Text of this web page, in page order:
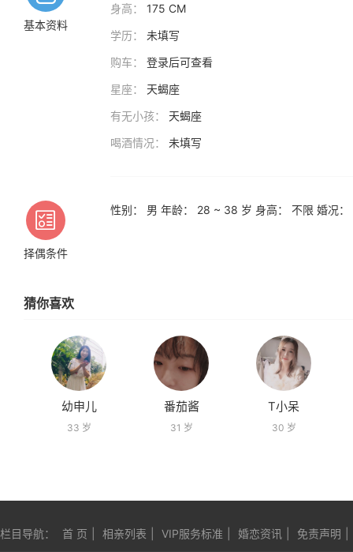
基本资料
身高：
175 CM
学历：
未填写
购车：
登录后可查看
星座：
天蝎座
有无小孩：
天蝎座
喝酒情况：
未填写
择偶条件
性别： 男 年龄： 28 ~ 38 岁 身高： 不限 婚况
猜你喜欢
幼申儿
33 岁
番茄酱
31 岁
T小呆
30 岁
栏目导航： 首 页 相亲列表 VIP服务标准 婚恋资讯 免责声明